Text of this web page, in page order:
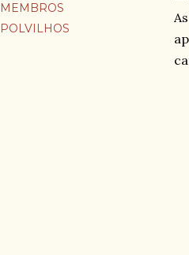
MEMBROS
POLVILHOS